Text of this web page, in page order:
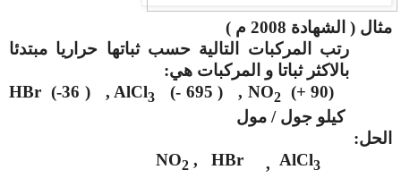
مثال ( الشهادة 2008 م )
رتب المركبات التالية حسب ثباتها حراريا مبتدئا
بالاكثر ثباتا و المركبات هي:
HBr (-36 ) , AlCl3 (- 695 ) , NO2
(+ 90)
كيلو جول / مول
الحل:
AlCl3
,
HBr
,
NO2